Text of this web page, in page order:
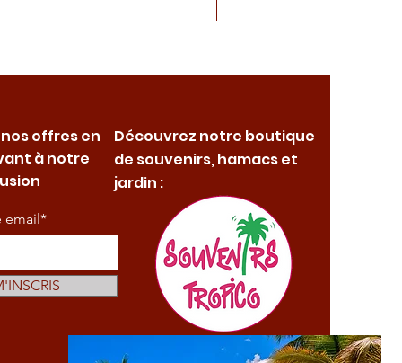
offres en
à notre
email*
Découvrez notre boutique
de souvenirs, hamacs et
jardin :